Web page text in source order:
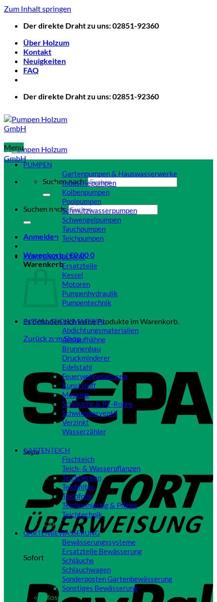
Zum Inhalt springen
Der direkte Draht zu uns: 02851-92360
Über Holzum
Kontakt
Neuigkeiten
FAQ
Der direkte Draht zu uns: 02851-92360
Suchen nach:
Suchen nach:
Anmelden
Warenkorb /€0,000
Warenkorb
Es befinden sich keine Produkte im Warenkorb.
Zurück zum Shop
Sepa
Sofort
Menu
PUMPEN
Gartenpumpen & Hauswasserwerke
Industriepumpen
Kolbenpumpen
Poolpumpen
Schmutzwasserpumpen
Schwengelpumpen
Tauchpumpen
Teichpumpen
PUMPENZUBEHÖR
Ersatzteile
Kessel
Motoren
Pumpenhydraulik
Pumpentechnik
INSTALLATIONSMATERIAL
Abdichtungsmaterialien
Auslaufhähne
Brunnenbau
Druckminderer
Edelstahl
Feuerwehramaturen
Kunststoff
Messing
Schläuche & PE-Rohre
Schwimmerventil
Verzinkt
Wasserzähler
GARTENTEICH
Fischteich
Teich- & Wasserpflanzen
Teichbecken
Teichfilter
Teichfolie
Teichreinigung & Pflege
Teichtechnik
Close
GARTENBEWÄSSERUNG
Bewässerungssysteme
Ersatzteile Bewässerung
Schläuche
Schlauchwagen
Sonderposten Gartenbewässerung
Sonstiges Bewässerung
Close